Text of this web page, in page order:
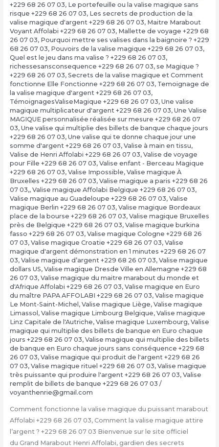
+229 68 26 07 03, Le portefeuille ou la valise magique sans
risque +229 68 26 07 03, Les secrets de production de la
valise magique d'argent +229 68 26 07 03, Maitre Marabout
Voyant Affolabi +229 68 26 07 03, Mallette de voyage +229 68
26 07 03, Pourquoi mettre ses valises dans la baignoire ? +229
68 26 07 03, Pouvoirs de la valise magique +229 68 26 07 03,
Quel est le jeu dans ma valise ? +229 68 26 07 03,
richessesansconsequence +229 68 26 07 03, se Magique ?
+229 68 26 07 03, Secrets de la valise magique et Comment
fonctionne Elle Fonctionne +229 68 26 07 03, Temoignage de
la valise magique d'argent +229 68 26 07 03,
TémoignagesValiseMagique +229 68 26 07 03, Une valise
magique multiplicateur d'argent +229 68 26 07 03, Une Valise
MAGIQUE personnalisée réalisée sur mesure +229 68 26 07
03, Une valise qui multiplie des billets de banque chaque jours
+229 68 26 07 03, Une valise qui te donne chaque jour une
somme d'argent +229 68 26 07 03, Valise à main en tissu,
Valise de Henri Affolabi +229 68 26 07 03, Valise de voyage
pour Fille +229 68 26 07 03, Valise enfant - Berceau Magique
+229 68 26 07 03, Valise Impossible, Valise magique À
Bruxelles +229 68 26 07 03, Valise magique a paris +229 68 26
07 03,, Valise magique Affolabi Belgique +229 68 26 07 03,
Valise magique au Guadeloupe +229 68 26 07 03, Valise
magique Berlin +229 68 26 07 03, Valise magique Bordeaux
place de la bourse +229 68 26 07 03, Valise magique Bruxelles
près de Belgique +229 68 26 07 03, Valise magique burkina
fasso +229 68 26 07 03, Valise magique Cologne +229 68 26
07 03, Valise magique Croatie +229 68 26 07 03, Valise
magique d'argent démonstration en 1 minutes +229 68 26 07
03, Valise magique d’argent +229 68 26 07 03, Valise magique
dollars US, Valise magique Dresde Ville en Allemagne +229 68
26 07 03, Valise magique du maitre marabout du monde et
d'Afrique Affolabi +229 68 26 07 03, Valise magique en Euro
du maître PAPA AFFOLABI +229 68 26 07 03, Valise magique
Le Mont-Saint-Michel, Valise magique Liège, Valise magique
Limassol, Valise magique Limbourg Belgique, Valise magique
Linz Capitale de l'Autriche, Valise magique Luxembourg, Valise
magique qui multiplie des billets de banque en Euro chaque
jours +229 68 26 07 03, Valise magique qui multiplie des billets
de banque en Euro chaque jours sans conséquence +229 68
26 07 03, Valise magique qui produit de l'argent +229 68 26
07 03, Valise magique rituel +229 68 26 07 03, Valise magique
très puissante qui produire l'argent +229 68 26 07 03, Valise
remplit de billets de banque +229 68 26 07 03 /
voyanthenrie@gmail.com
Comment fonctionne la valise magique du puissant marabout
Affolabi +229 68 26 07 03, Comment la valise magique attire
l’argent ? +229 68 26 07 03 Bienvenue sur le site officiel
du Grand Marabout Henri Affolabi, gardien des secrets